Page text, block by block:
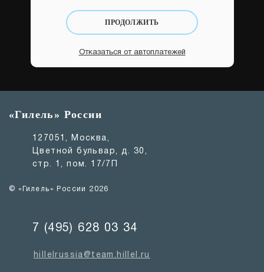
ПРОДОЛЖИТЬ
Отказаться от автоплатежей
«Гилель» России
127051, Москва,
Цветной бульвар, д. 30,
стр. 1, пом. 17/7П
© «Гилель» России 2026
7 (495) 628 03 34
hillelrussia@team.hillel.ru